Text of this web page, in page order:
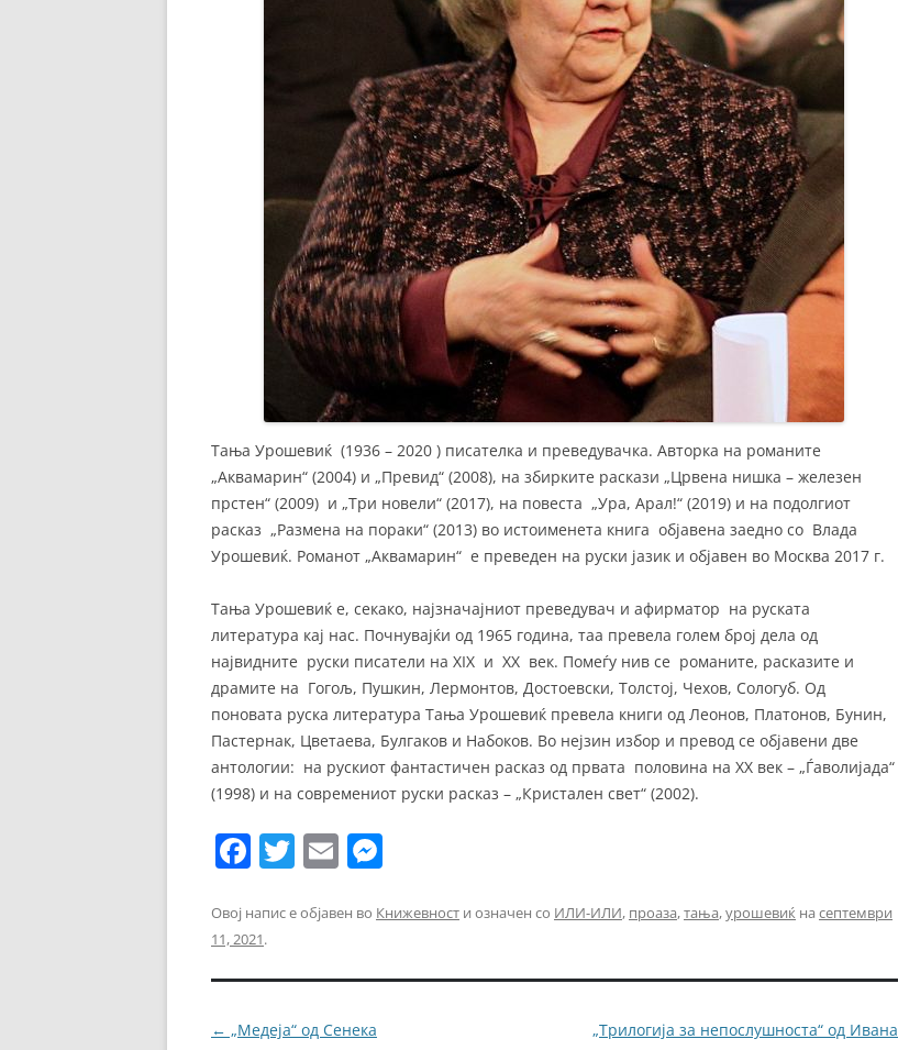
Тања Урошевиќ (1936 – 2020 ) писателка и преведувачка. Авторка на романите
„Аквамарин“ (2004) и „Превид“ (2008), на збирките раскази „Црвена нишка – железен
прстен“ (2009) и „Три новели“ (2017), на повеста „Ура, Арал!“ (2019) и на подолгиот
расказ „Размена на пораки“ (2013) во истоименета книга објавена заедно со Влада
Урошевиќ. Романот „Аквамарин“ е преведен на руски јазик и објавен во Москва 2017 г.
Тања Урошевиќ е, секако, најзначајниот преведувач и афирматор на руската
литература кај нас. Почнувајќи од 1965 година, таа превела голем број дела од
највидните руски писатели на XIX и XX век. Помеѓу нив се романите, расказите и
драмите на Гогољ, Пушкин, Лермонтов, Достоевски, Толстој, Чехов, Сологуб. Од
поновата руска литература Тања Урошевиќ превела книги од Леонов, Платонов, Бунин,
Пастернак, Цветаева, Булгаков и Набоков. Во нејзин избор и превод се објавени две
антологии: на рускиот фантастичен расказ од првата половина на XX век – „Ѓаволијада“
(1998) и на современиот руски расказ – „Кристален свет“ (2002).
F
c
e
b
o
T
itt
E
ai ss
n
Овој напис е објавен во Книжевност и означен со ИЛИ-ИЛИ, проаза,тања,урошевиќ на септември
11, 2021.
Навигација
← „Медеја“ од Сенека
„Трилогија за непослушноста“ од Ивана